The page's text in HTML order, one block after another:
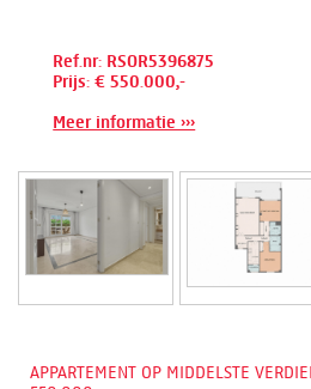
Ref.nr: RSOR5396875
Prijs: € 550.000,-
Meer informatie ›››
APPARTEMENT OP MIDDELSTE